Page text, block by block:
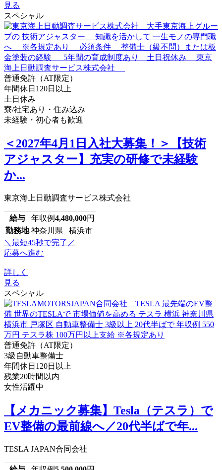
見る
スペシャル
普通免許（AT限定）
年間休日120日以上
土日休み
寮/社宅あり・住み込み
未経験・初心者も歓迎
＜2027年4月1日入社大募集！＞【技術
アジャスター】充実の研修で未経験
か...
東京海上日動調査サービス株式会社
給与 年収例4,480,000円
勤務地 神奈川県 横浜市
＼最短45秒で完了／
応募へ進む
詳しく
見る
スペシャル
普通免許（AT限定）
3級自動車整備士
年間休日120日以上
残業20時間以内
女性活躍中
【メカニック募集】Tesla（テスラ）で
EV整備の最前線へ／20代半ばで年...
TESLA JAPAN合同会社